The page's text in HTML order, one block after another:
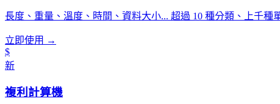
長度、重量、溫度、時間、資料大小... 超過 10 種分類、上千種
立即使用 →
$
新
複利計算機